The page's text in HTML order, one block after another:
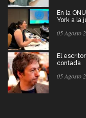
En la
York a la
05 Agosto
El
contada
05 Agosto